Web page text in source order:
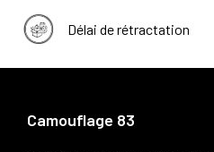
Délai de rétractation
Camouflage 83